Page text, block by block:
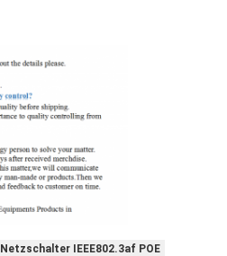
Netzschalter IEEE802.3af POE